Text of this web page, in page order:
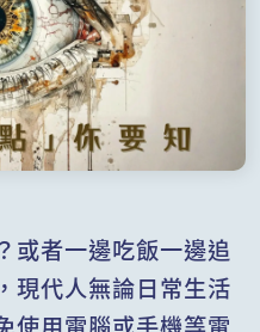
或者一邊吃飯一邊追
現代人無論日常生活